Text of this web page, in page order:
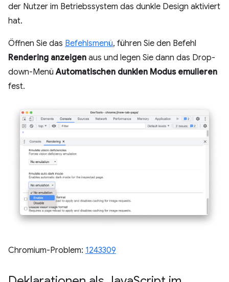
der Nutzer im Betriebssystem das dunkle Design aktiviert
hat.
Öffnen Sie das Befehlsmenü, führen Sie den Befehl
Rendering anzeigen aus und legen Sie dann das Drop-
down-MenüAutomatischen dunklen Modus emulieren
fest.
Chromium-Problem: 1243309